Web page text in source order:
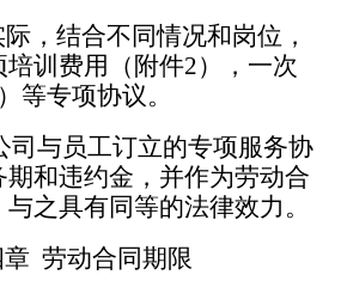
，结合不同情况和岗位，
训费用（附件2），一次
）等专项协议。
司与员工订立的专项服务协
和违约金，并作为劳动合
之具有同等的法律效力。
劳动合同期限